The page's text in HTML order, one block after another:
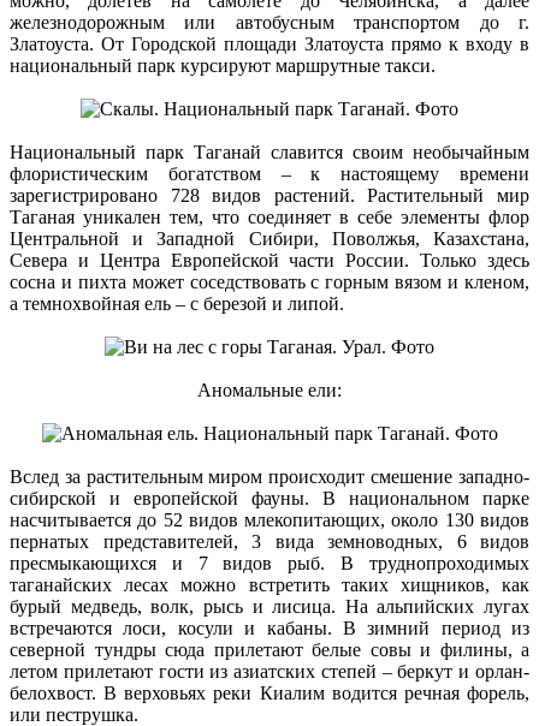
железнодорожным или автобусным транспортом до г.
Златоуста. От Городской площади Златоуста прямо к входу в
национальный парк курсируют маршрутные такси.
Национальный парк Таганай славится своим необычайным
флористическим богатством – к настоящему времени
зарегистрировано 728 видов растений. Растительный мир
Таганая уникален тем, что соединяет в себе элементы флор
Центральной и Западной Сибири, Поволжья, Казахстана,
Севера и Центра Европейской части России. Только здесь
сосна и пихта может соседствовать с горным вязом и кленом,
а темнохвойная ель – с березой и липой.
Аномальные ели:
Вслед за растительным миром происходит смешение западно-
сибирской и европейской фауны. В национальном парке
насчитывается до 52 видов млекопитающих, около 130 видов
пернатых представителей, 3 вида земноводных, 6 видов
пресмыкающихся и 7 видов рыб. В труднопроходимых
таганайских лесах можно встретить таких хищников, как
бурый медведь, волк, рысь и лисица. На альпийских лугах
встречаются лоси, косули и кабаны. В зимний период из
северной тундры сюда прилетают белые совы и филины, а
летом прилетают гости из азиатских степей – беркут и орлан-
белохвост. В верховьях реки Киалим водится речная форель,
или пеструшка.